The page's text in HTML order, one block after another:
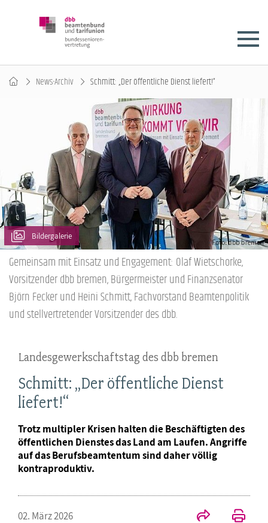
News-Archiv Schmitt: „Der öffentliche Dienst liefert!“
Bildergalerie
Gemeinsam mit Einsatz und Engagement: Olaf Wietschorke,
Vorsitzender dbb bremen, Bürgermeister und Finanzsenator
Björn Fecker und Heini Schmitt, Fachvorstand Beamtenpolitik
und stellvertretender Vorsitzender des dbb.
Landesgewerkschaftstag des dbb bremen
Schmitt: „Der öffentliche Dienst
liefert!“
Trotz multipler Krisen halten die Beschäftigten des
öffentlichen Dienstes das Land am Laufen. Angriffe
auf das Berufsbeamtentum sind daher völlig
kontraproduktiv.
02. März 2026